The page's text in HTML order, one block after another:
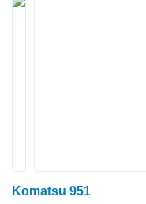
Komatsu 951